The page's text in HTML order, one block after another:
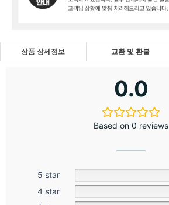
상품 상세정보 교환 및 환불
0.0
Based on 0 reviews
5 star
4 star